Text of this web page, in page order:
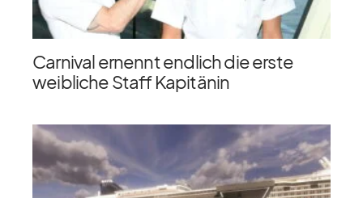
Carnival ernennt endlich die erste
weibliche Staff Kapitänin